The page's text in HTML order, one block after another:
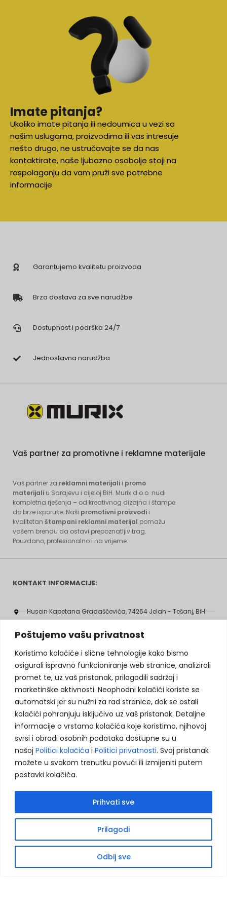
Koristimo kolačiće kako bismo poboljšali vaše
korisničko iskustvo, analizirali saobraćaj i
prikazali prilagođeni sadržaj. Više informacija
možete pronaći u našojPolitici privatnostii
Politici kolačića .
Odbij neophodne
Postavke
Poštujemo vašu privatnost
Koristimo kolačiće i slične tehnologije kako bismo
osigurali ispravno funkcioniranje web stranice, analizirali
promet te, uz vaš pristanak, prilagodili sadržaj i
marketinške aktivnosti. Neophodni kolačići koriste se
automatski jer su nužni za rad stranice, dok se ostali
kolačići pohranjuju isključivo uz vaš pristanak. Detaljne
informacije o vrstama kolačića koje koristimo, njihovoj
svrsi i obradi osobnih podataka dostupne su u
našoj Politici kolačića i Politici privatnosti. Svoj pristanak
možete u svakom trenutku povući ili izmijeniti putem
postavki kolačića.
Prilagodi
Odbij sve
Prihvati sve
Bijela (MX0799), Crvena
(MX0800)
Imate pitanja?
Ukoliko imate pitanja ili nedoumica u vezi sa
našim uslugama, proizvodima ili vas intresuje
nešto drugo, ne ustručavajte se da nas
kontaktirate, naše ljubazno osobolje stoji na
raspolaganju da vam pruži sve potrebne
informacije
Garantujemo kvalitetu proizvoda
Brza dostava za sve narudžbe
Dostupnost i podrška 24/7
Jednostavna narudžba
Vaš partner za promotivne i reklamne materijale
Vaš partner za reklamni materijali i promo
materijali u Sarajevu i cijeloj BiH. Murix d.o.o. nudi
kompletna rješenja – od kreativnog dizajna i štampe
do brze isporuke. Naši promotivni proizvodi i
kvalitetan štampani reklamni materijal pomažu
vašem brendu da ostavi prepoznatljiv trag.
Pouzdano, profesionalno i na vrijeme.
KONTAKT INFORMACIJE:
Husein Kapetana Gradaščevića, 74264 Jelah - Tešanj, BiH
agencija.murix@gmail.com
+387 32 664 364
PRETRAŽITE PROIZVODE:
Ukratko o namaNaše usluge
Pratite nas na društvenim mrežama
Shop
Naš katalog
Kontaktirajte nas
Kontaktirajte nas
O
p
e
n
c
h
at